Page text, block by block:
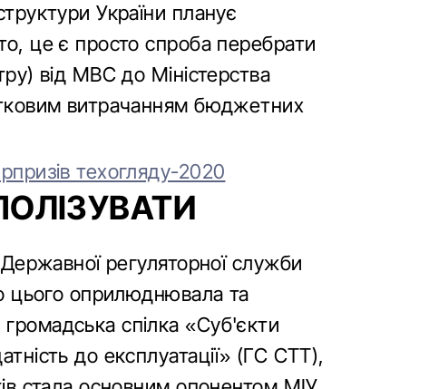
України планує
це є просто спроба перебрати
від МВС до Міністерства
витрачанням бюджетних
техогляду-2020
регуляторної служби
цього оприлюднювала та
спілка «Суб'єкти
до експлуатації» (ГС СТТ),